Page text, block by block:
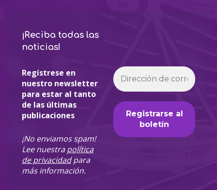
¡Reciba todas las
noticias!
Regístrese en
nuestro newsletter
para estar al tanto
de las últimas
publicaciones
¡No enviamos spam!
Lee nuestrapolítica
de privacidadpara
más información.